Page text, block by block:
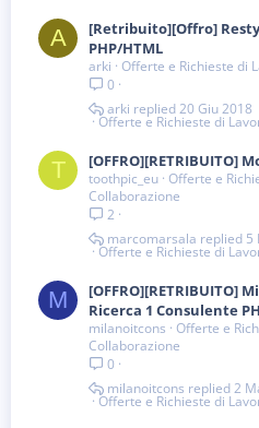
A
[Retribuito][Offro]
PHP/HTML
arki
Offerte e Richieste di
0
Offerte e Richieste di
20 Giu 2018
arki
T [OFFRO][RETRIBUITO]
toothpic_eu Offerte e
Collaborazione
2
Offerte e Richieste di
5
marcomarsala
M
[OFFRO][RETRIBUITO]
Ricerca 1 Consulente
milanoitcons
Offerte e
Collaborazione
0
Offerte e Richieste di
2
milanoitcons